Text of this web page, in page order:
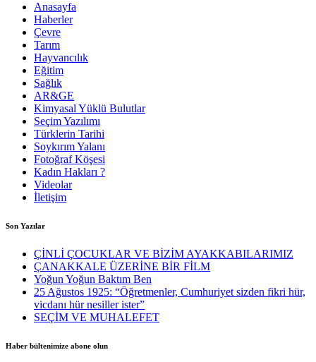
Anasayfa
Haberler
Çevre
Tarım
Hayvancılık
Eğitim
Sağlık
AR&GE
Kimyasal Yüklü Bulutlar
Seçim Yazılımı
Türklerin Tarihi
Soykırım Yalanı
Fotoğraf Köşesi
Kadın Hakları ?
Videolar
İletişim
Son Yazılar
ÇİNLİ ÇOCUKLAR VE BİZİM AYAKKABILARIMIZ
ÇANAKKALE ÜZERİNE BİR FİLM
Yoğun Yoğun Baktım Ben
25 Ağustos 1925: “Öğretmenler, Cumhuriyet sizden fikri hür,
vicdanı hür nesiller ister”
SEÇİM VE MUHALEFET
Haber bültenimize abone olun